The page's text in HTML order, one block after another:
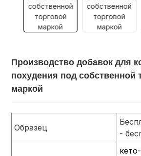
Производство добавок для
похудения под собственной
маркой
Образец
-